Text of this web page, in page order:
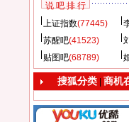
说 吧 排 行
上证指数(77445)
苏醒吧(41523)
贴图吧(68789)
搜狐分类| 商机